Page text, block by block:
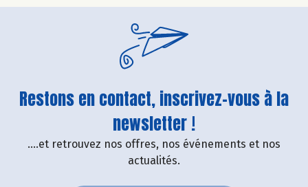
Restons en contact, inscrivez-vous à la
newsletter !
....et retrouvez nos offres, nos événements et nos
actualités.